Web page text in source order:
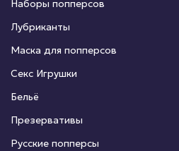
Наборы попперсов
Лубриканты
Маска для попперсов
Секс Игрушки
Бельё
Презервативы
Русские попперсы